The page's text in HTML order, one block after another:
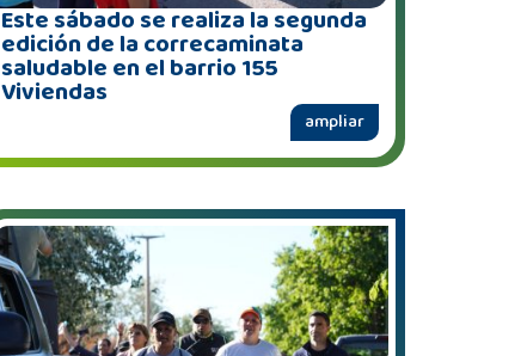
Este sábado se realiza la segunda
edición de la correcaminata
saludable en el barrio 155
Viviendas
ampliar